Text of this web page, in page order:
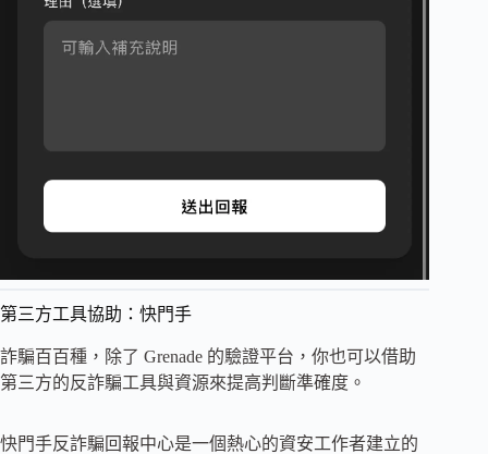
第三方工具協助：快門手
詐騙百百種，除了 Grenade 的驗證平台，你也可以借助
第三方的反詐騙工具與資源來提高判斷準確度。
快門手反詐騙回報中心是一個熱心的資安工作者建立的